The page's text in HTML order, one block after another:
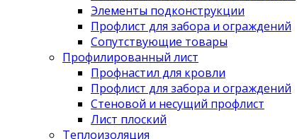
Элементы подконструкции
Профлист для забора и ограждений
Сопутствующие товары
Профилированный лист
Профнастил для кровли
Профлист для забора и ограждений
Стеновой и несущий профлист
Лист плоский
Теплоизоляция